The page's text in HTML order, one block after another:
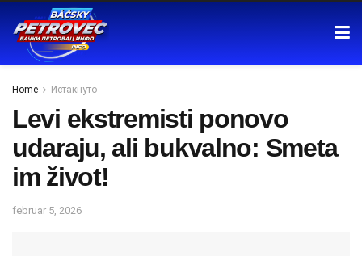
Home Истакнуто
Levi ekstremisti ponovo
udaraju, ali bukvalno: Smeta
im život!
februar 5, 2026